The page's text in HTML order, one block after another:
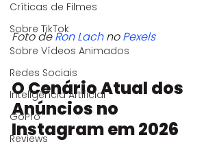
Críticas de Filmes
Sobre TikTok
Sobre Vídeos Animados
Redes Sociais
Inteligência Artificial
GoPro
Reviews
Foto de Ron Lach no Pexels
O Cenário Atual dos
Anúncios no
Instagram em 2026